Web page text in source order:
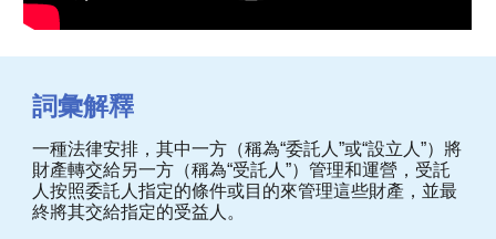
詞彙解釋
一種法律安排，其中一方（稱為“委託人”或“設立人”）將
財產轉交給另一方（稱為“受託人”）管理和運營，受託
人按照委託人指定的條件或目的來管理這些財產，並最
終將其交給指定的受益人。